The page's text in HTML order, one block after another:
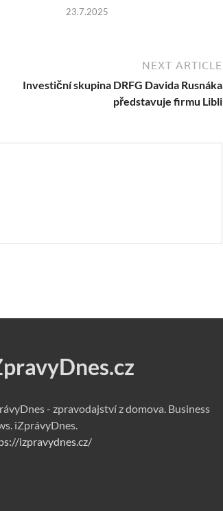
23.7.2025
NEXT ARTICLE
Investiční skupina DRFG Davida Rusnáka
představuje firmu Libli
- zpravodajství z domova. Business
iZprávyDnes.
izpravydnes.cz/